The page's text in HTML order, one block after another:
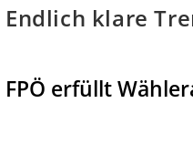
Endlich klare
FPÖ erfüllt